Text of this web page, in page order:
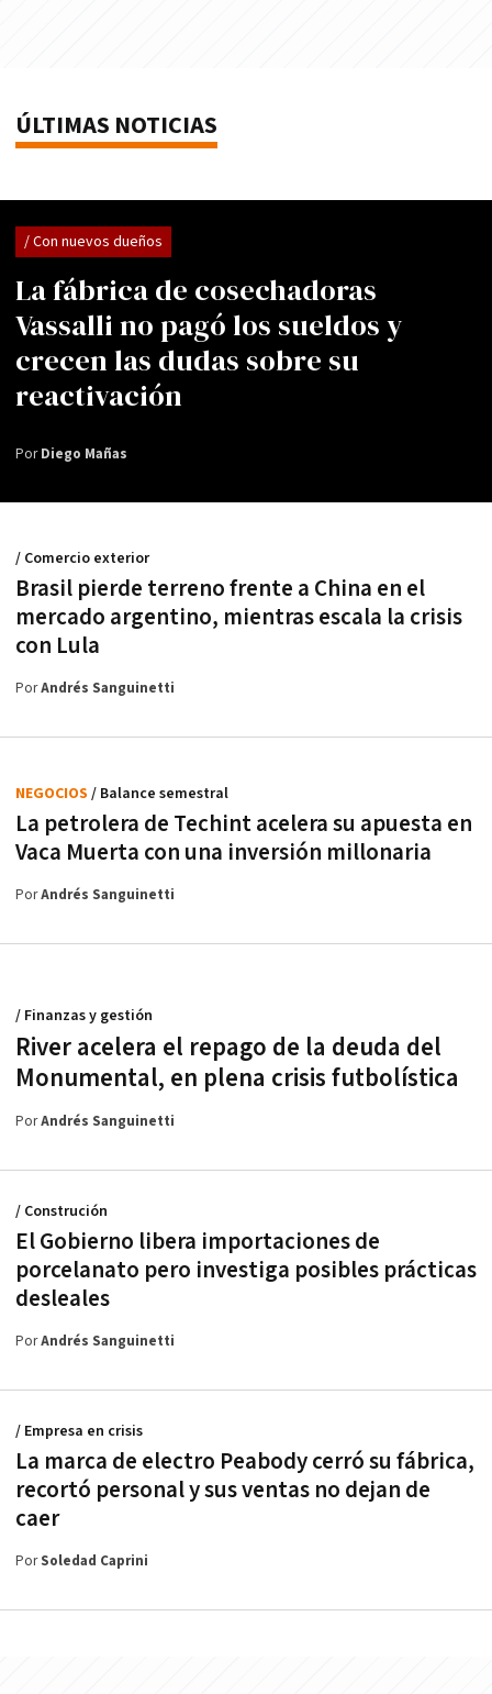
ÚLTIMAS NOTICIAS
La fábrica de cosechadoras
Vassalli no pagó los sueldos y
crecen las dudas sobre su
reactivación
/ Con nuevos dueños
PorDiego Mañas
Brasil pierde terreno frente a China en el
mercado argentino, mientras escala la crisis
con Lula
/ Comercio exterior
PorAndrés Sanguinetti
La petrolera de Techint acelera su apuesta en
Vaca Muerta con una inversión millonaria
NEGOCIOS / Balance semestral
PorAndrés Sanguinetti
River acelera el repago de la deuda del
Monumental, en plena crisis futbolística
/ Finanzas y gestión
PorAndrés Sanguinetti
El Gobierno libera importaciones de
porcelanato pero investiga posibles prácticas
desleales
/ Construción
PorAndrés Sanguinetti
La marca de electro Peabody cerró su fábrica,
recortó personal y sus ventas no dejan de
caer
/ Empresa en crisis
PorSoledad Caprini